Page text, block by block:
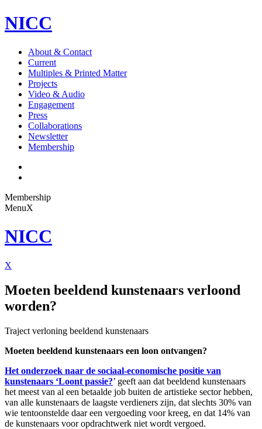
NICC
About & Contact
Current
Multiples & Printed Matter
Projects
Video & Audio
Engagement
Press
Collaborations
Newsletter
Membership
Membership
MenuX
NICC
X
Moeten beeldend kunstenaars verloond
worden?
Traject verloning beeldend kunstenaars
Moeten beeldend kunstenaars een loon ontvangen?
Het onderzoek naar de sociaal-economische positie van
kunstenaars ‘Loont passie?’ geeft aan dat beeldend kunstenaars
het meest van al een betaalde job buiten de artistieke sector hebben,
van alle kunstenaars de laagste verdieners zijn, dat slechts 30% van
wie tentoonstelde daar een vergoeding voor kreeg, en dat 14% van
de kunstenaars voor opdrachtwerk niet wordt vergoed.